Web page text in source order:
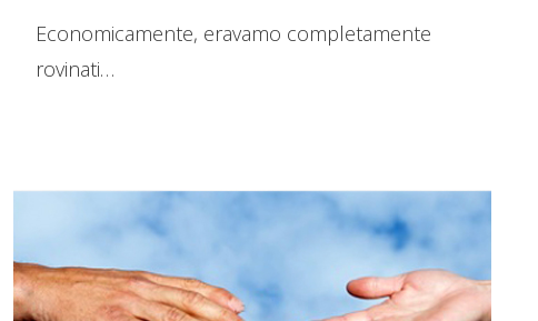
Economicamente, eravamo completamente
rovinati…